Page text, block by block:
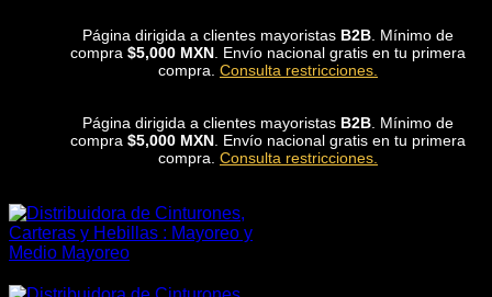
Página dirigida a clientes mayoristas B2B . Mínimo de
compra $5,000 MXN . Envío nacional gratis en tu primera
compra. Consulta restricciones.
Página dirigida a clientes mayoristas B2B . Mínimo de
compra $5,000 MXN . Envío nacional gratis en tu primera
compra. Consulta restricciones.